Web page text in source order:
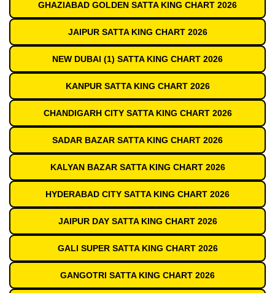
GHAZIABAD GOLDEN SATTA KING CHART 2026
JAIPUR SATTA KING CHART 2026
NEW DUBAI (1) SATTA KING CHART 2026
KANPUR SATTA KING CHART 2026
CHANDIGARH CITY SATTA KING CHART 2026
SADAR BAZAR SATTA KING CHART 2026
KALYAN BAZAR SATTA KING CHART 2026
HYDERABAD CITY SATTA KING CHART 2026
JAIPUR DAY SATTA KING CHART 2026
GALI SUPER SATTA KING CHART 2026
GANGOTRI SATTA KING CHART 2026